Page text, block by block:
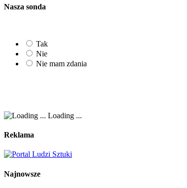
Nasza sonda
Tak
Nie
Nie mam zdania
Loading ...
Reklama
Najnowsze